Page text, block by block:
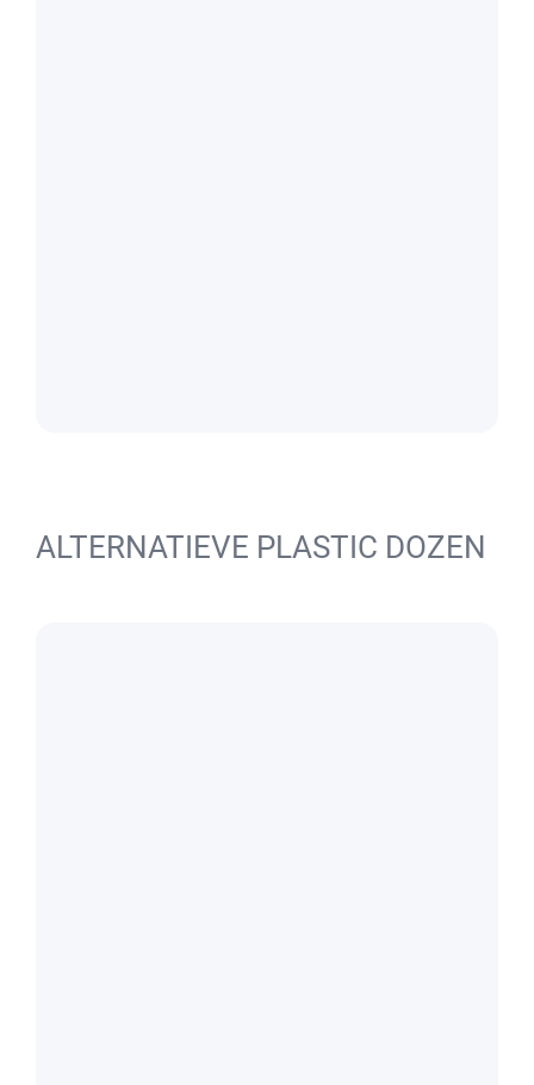
ALTERNATIEVE PLASTIC DOZEN